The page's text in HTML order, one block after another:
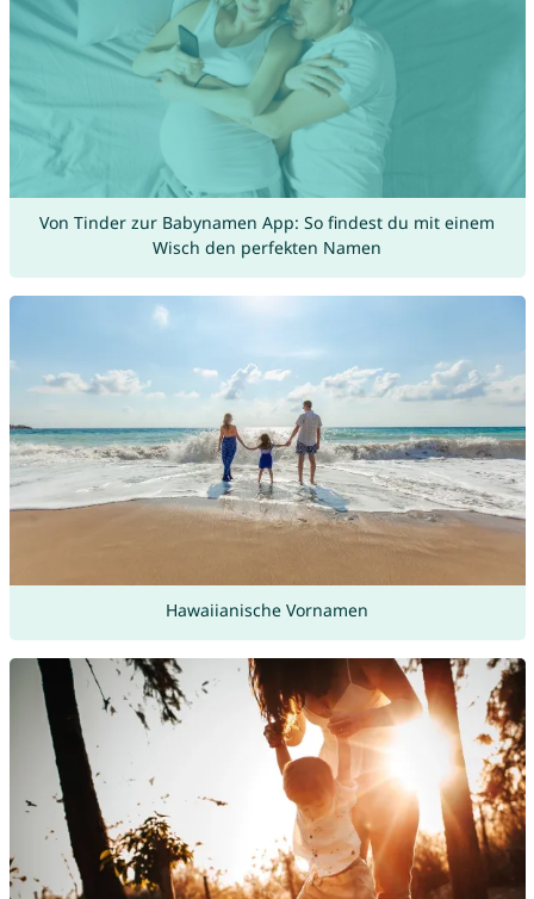
Von Tinder zur Babynamen App: So findest du mit einem
Wisch den perfekten Namen
Hawaiianische Vornamen